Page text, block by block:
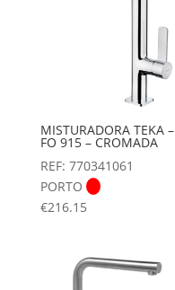
MISTURADORA TEKA –
FO 915 – CROMADA
REF: 770341061
PORTO
€216.15